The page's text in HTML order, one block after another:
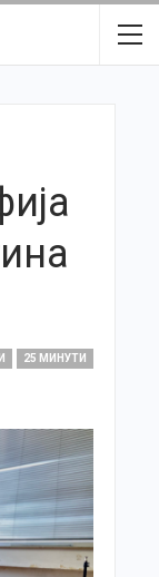
25 МИНУТИ